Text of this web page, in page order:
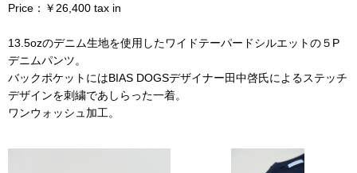
Price：￥26,400 tax in
13.5ozのデニム生地を使用したワイドテーパードシルエットの５P
デニムパンツ。
バックポケットにはBIAS DOGSデザイナー田中啓氏によるステッチ
デザインを刺繍であしらった一着。
ワンウォッシュ加工。